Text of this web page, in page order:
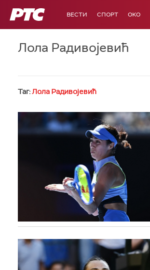
РТС ВЕСТИ СПОРТ OKO
Лола Радивојевић
Таг:Лола Радивојевић